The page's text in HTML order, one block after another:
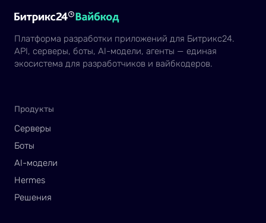
Платформа разработки приложений для Битрикс24.
API, серверы, боты, AI-модели, агенты — единая
экосистема для разработчиков и вайбкодеров.
Продукты
Серверы
Боты
AI-модели
Hermes
Решения